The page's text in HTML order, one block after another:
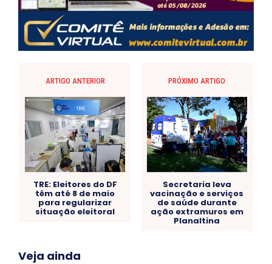
ARTIGO ANTERIOR
TRE: Eleitores do DF
têm até 8 de maio
para regularizar
situação eleitoral
PRÓXIMO ARTIGO
Secretaria leva
vacinação e serviços
de saúde durante
ação extramuros em
Planaltina
Veja ainda
Acre